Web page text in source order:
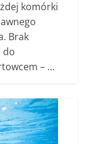
komórki
Brak
do
– …